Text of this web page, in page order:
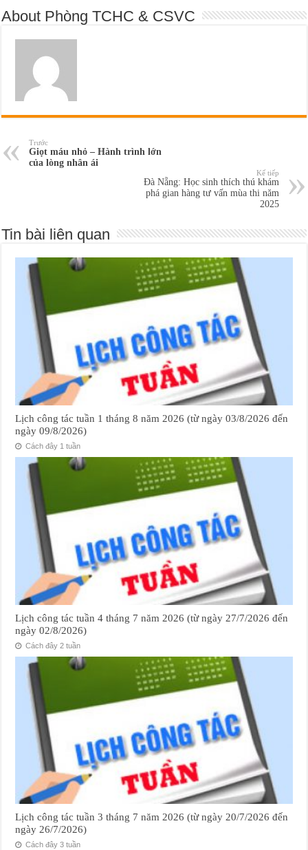
About Phòng TCHC & CSVC
Trước
Giọt máu nhỏ – Hành trình lớn
của lòng nhân ái
Kế tiếp
Đà Nẵng: Học sinh thích thú khám
phá gian hàng tư vấn mùa thi năm
2025
Tin bài liên quan
Lịch công tác tuần 1 tháng 8 năm 2026 (từ ngày 03/8/2026 đến
ngày 09/8/2026)
Cách đây 1 tuần
Lịch công tác tuần 4 tháng 7 năm 2026 (từ ngày 27/7/2026 đến
ngày 02/8/2026)
Cách đây 2 tuần
Lịch công tác tuần 3 tháng 7 năm 2026 (từ ngày 20/7/2026 đến
ngày 26/7/2026)
Cách đây 3 tuần